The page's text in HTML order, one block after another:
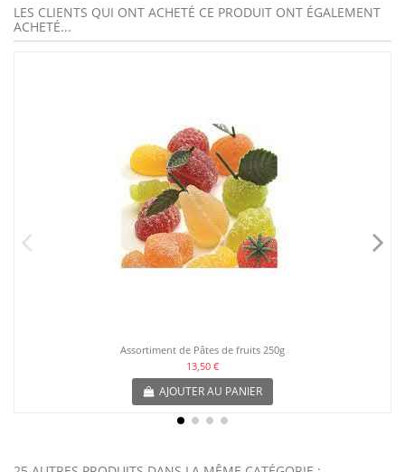
LES CLIENTS QUI ONT ACHETÉ CE PRODUIT ONT ÉGALEMENT
ACHETÉ...
Assortiment de Pâtes de fruits 250g
13,50 €
AJOUTER AU PANIER